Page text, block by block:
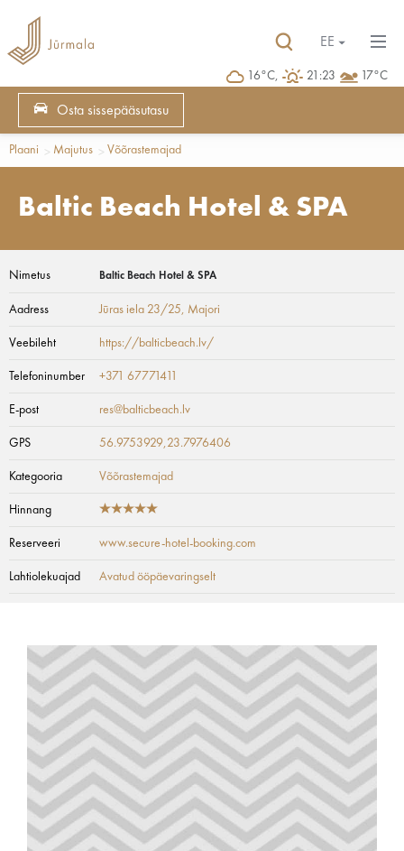
16°C, 21:23 17°C
EE
Osta sissepääsutasu
Plaani Majutus Võõrastemajad
Baltic Beach Hotel & SPA
Nimetus Baltic Beach Hotel & SPA
Aadress Jūras iela 23/25, Majori
Veebileht https://balticbeach.lv/
Telefoninumber +371 67771411
E-post res@balticbeach.lv
GPS 56.9753929,23.7976406
Kategooria Võõrastemajad
Hinnang
Reserveeri www.secure-hotel-booking.com
Lahtiolekuajad Avatud ööpäevaringselt